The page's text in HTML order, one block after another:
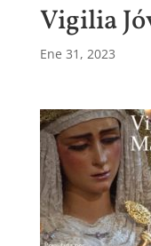
Vigilia
Ene 31, 2023